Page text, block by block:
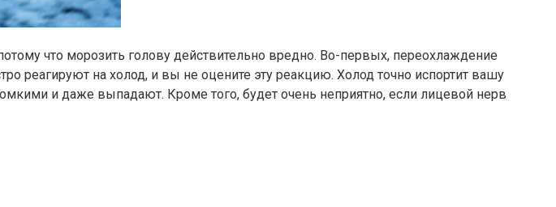
что морозить голову действительно вредно. Во-первых, переохлаждение
реагируют на холод, и вы не оцените эту реакцию. Холод точно испортит вашу
и даже выпадают. Кроме того, будет очень неприятно, если лицевой нерв